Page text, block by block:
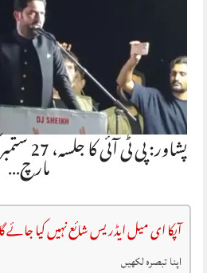
پشاور:
مارچ…
آپکا ای میل ایڈریس شائع نہیں کیا جائے گا
اپنا تبصرہ لکھیں